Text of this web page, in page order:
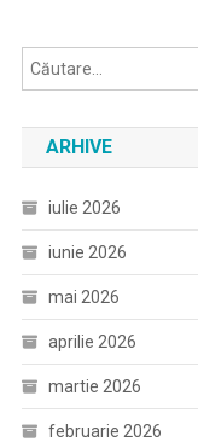
ARHIVE
iulie 2026
iunie 2026
mai 2026
aprilie 2026
martie 2026
februarie 2026